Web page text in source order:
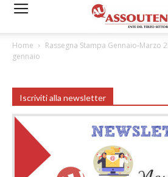
Home Rassegna Stampa Gennaio-Marzo
gennaio
Iscriviti alla newsletter